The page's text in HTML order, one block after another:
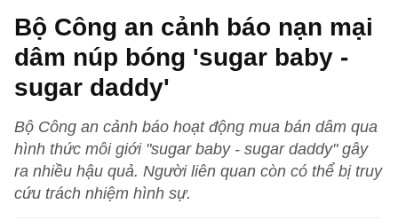
Bộ Công an cảnh báo nạn mại
dâm núp bóng 'sugar baby -
sugar daddy'
Bộ Công an cảnh báo hoạt động mua bán dâm qua
hình thức môi giới "sugar baby - sugar daddy" gây
ra nhiều hậu quả. Người liên quan còn có thể bị truy
cứu trách nhiệm hình sự.